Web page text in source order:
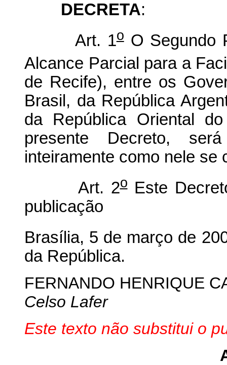
DECRETA:
Art. 1oO Segundo
Alcance Parcial para a
de Recife), entre os
Brasil, da República
da República Oriental
presente Decreto,
inteiramente como nele se
Art. 2oEste
publicação
Brasília, 5 de março de
da República.
FERNANDO HENRIQUE
Celso Lafer
Este texto não substitui o